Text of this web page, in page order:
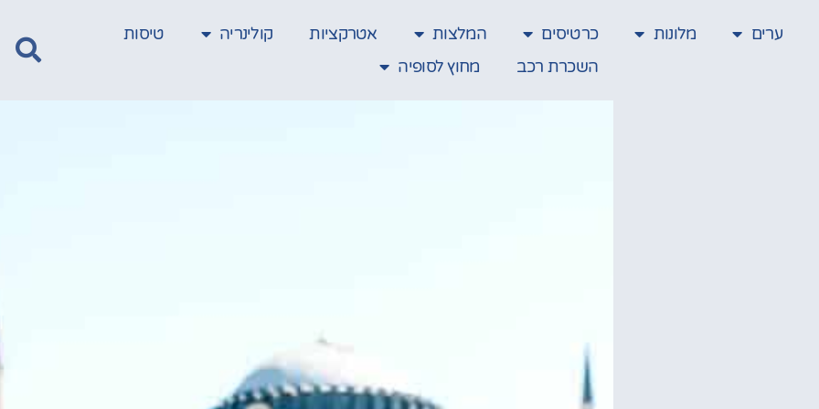
ערים מלונות כרטיסים המלצות אטרקציות קולינריה
טיסות
השכרת רכב
מחוץ לסופיה